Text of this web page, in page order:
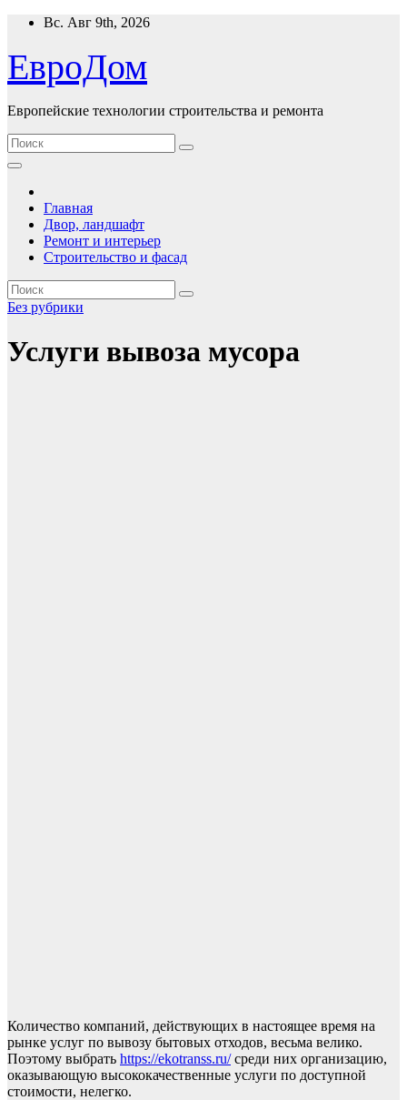
Перейти
содержимому
Вс. Авг 9th, 2026
ЕвроДом
Европейские технологии строительства и ремонта
Главная
Двор, ландшафт
Ремонт и интерьер
Строительство и фасад
Без рубрики
Услуги вывоза мусора
Количество компаний, действующих в настоящее время на
рынке услуг по вывозу бытовых отходов, весьма велико.
Поэтому выбрать https://ekotranss.ru/среди них организацию,
оказывающую высококачественные услуги по доступной
стоимости, нелегко.